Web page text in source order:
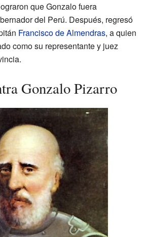
que Gonzalo fuera
del Perú. Después, regresó
Francisco de Almendras, a quien
como su representante y juez
Gonzalo Pizarro